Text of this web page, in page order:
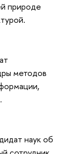
природе
методов
наук об